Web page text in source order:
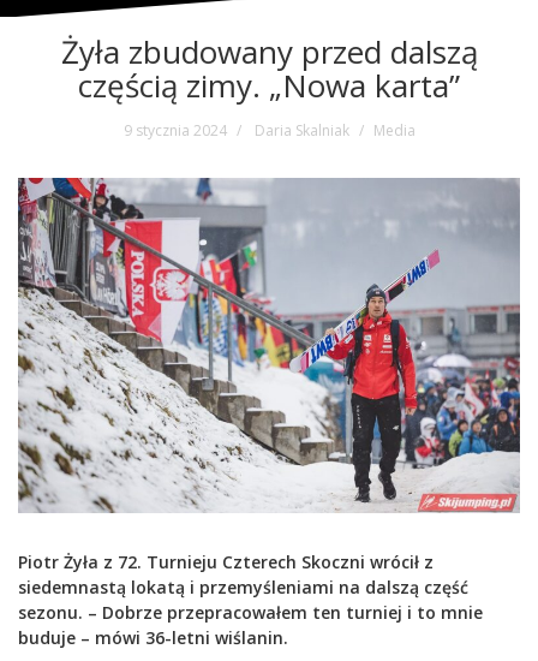
Żyła zbudowany przed dalszą
częścią zimy. „Nowa karta”
9 stycznia 2024 Daria Skalniak Media
Piotr Żyła z 72. Turnieju Czterech Skoczni wrócił z
siedemnastą lokatą i przemyśleniami na dalszą część
sezonu. – Dobrze przepracowałem ten turniej i to mnie
buduje – mówi 36-letni wiślanin.